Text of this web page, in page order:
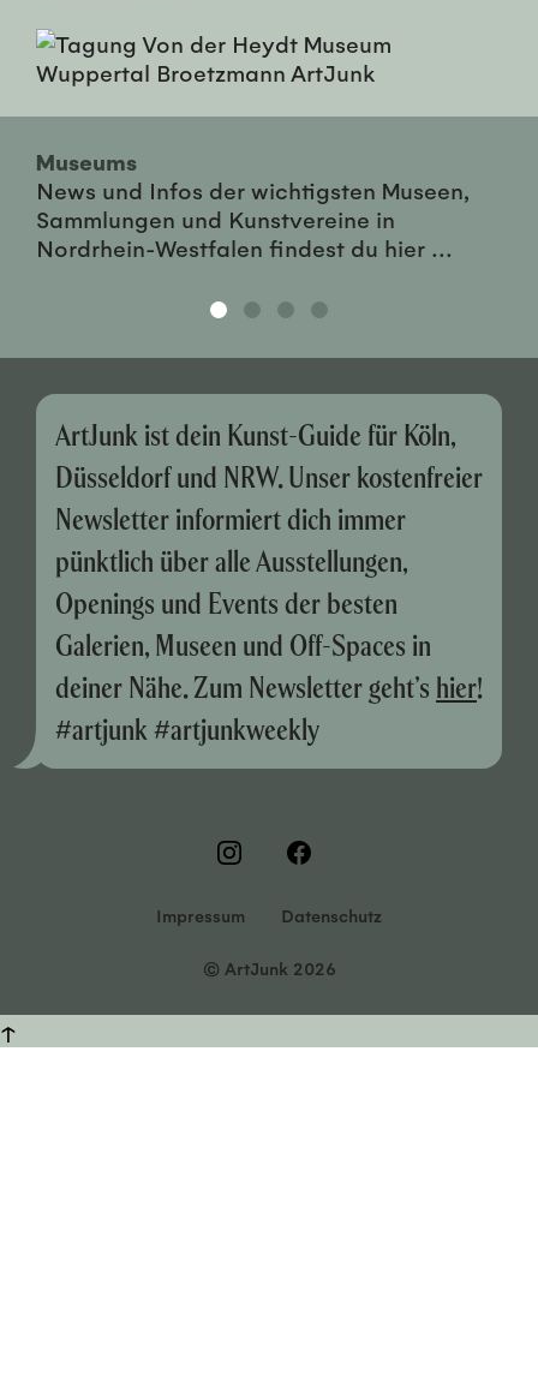
Museums
News und Infos der wichtigsten Museen,
Sammlungen und Kunstvereine in
Nordrhein-Westfalen findest du hier ...
ArtJunk ist dein Kunst-Guide für Köln,
Düsseldorf und NRW. Unser kostenfreier
Newsletter informiert dich immer
pünktlich über alle Ausstellungen,
Openings und Events der besten
Galerien, Museen und Off-Spaces in
deiner Nähe. Zum Newsletter geht’s hier!
#artjunk #artjunkweekly
Impressum Datenschutz
© ArtJunk 2026
↑